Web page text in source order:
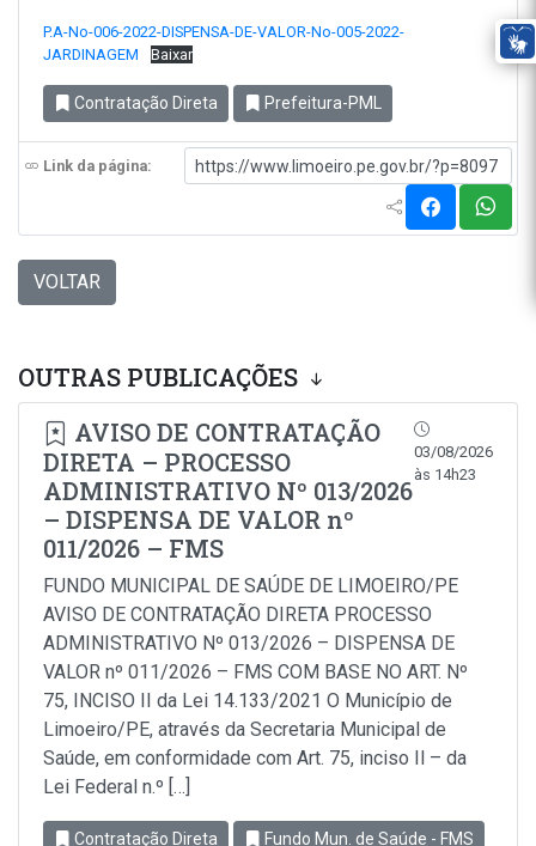
P.A-No-006-2022-DISPENSA-DE-VALOR-No-005-2022-
JARDINAGEM
Baixar
Contratação Direta Prefeitura-PML
Link da página:
VOLTAR
OUTRAS PUBLICAÇÕES
AVISO DE CONTRATAÇÃO
DIRETA – PROCESSO
ADMINISTRATIVO Nº 013/2026
– DISPENSA DE VALOR nº
011/2026 – FMS
03/08/2026
às 14h23
FUNDO MUNICIPAL DE SAÚDE DE LIMOEIRO/PE
AVISO DE CONTRATAÇÃO DIRETA PROCESSO
ADMINISTRATIVO Nº 013/2026 – DISPENSA DE
VALOR nº 011/2026 – FMS COM BASE NO ART. Nº
75, INCISO II da Lei 14.133/2021 O Município de
Limoeiro/PE, através da Secretaria Municipal de
Saúde, em conformidade com Art. 75, inciso Il – da
Lei Federal n.º […]
Contratação Direta Fundo Mun. de Saúde - FMS